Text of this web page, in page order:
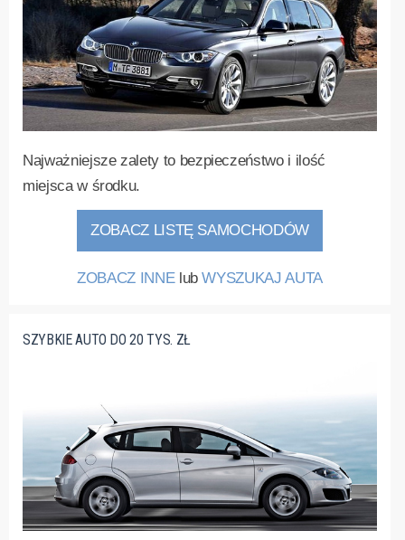
Najważniejsze zalety to bezpieczeństwo i ilość
miejsca w środku.
ZOBACZ LISTĘ SAMOCHODÓW
ZOBACZ INNElubWYSZUKAJ AUTA
SZYBKIE AUTO DO 20 TYS. ZŁ